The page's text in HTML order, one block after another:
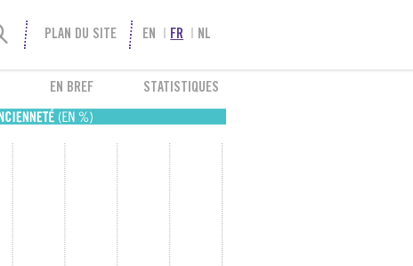
PLAN DU SITE EN FR NL
EN BREF STATISTIQUES